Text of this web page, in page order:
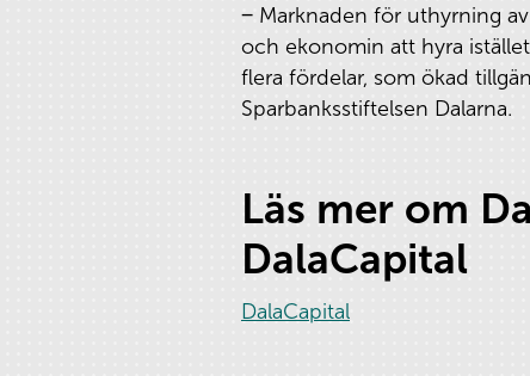
‒ Marknaden för uthyrning
och ekonomin att hyra
flera fördelar, som ökad
Sparbanksstiftelsen Dalarna.
Läs mer om
DalaCapital
DalaCapital